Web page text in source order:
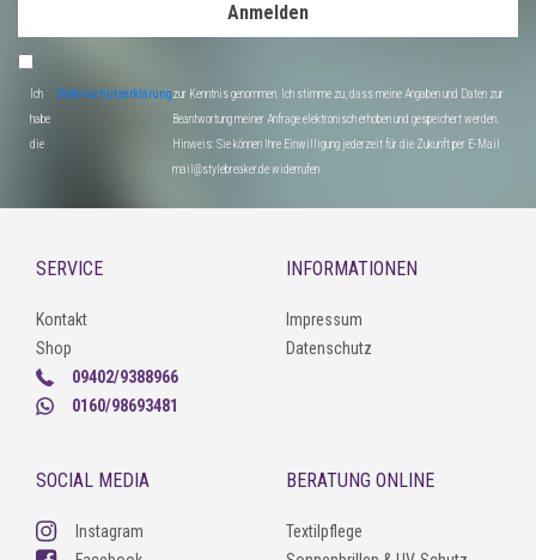
Anmelden
Ich
habe
die
Datenschutzerklärungzur Kenntnis genommen. Ich stimme zu, dass meine Angaben und Daten zur
Beantwortung meiner Anfrage elektronisch erhoben und gespeichert werden.
Hinweis: Sie können Ihre Einwilligung jederzeit für die Zukunft per E-Mail
mail@stylebreaker.de widerrufen
SERVICE
Kontakt
Shop
09402/9388966
0160/98693481
INFORMATIONEN
Impressum
Datenschutz
SOCIAL MEDIA
Instagram
BERATUNG ONLINE
Textilpflege